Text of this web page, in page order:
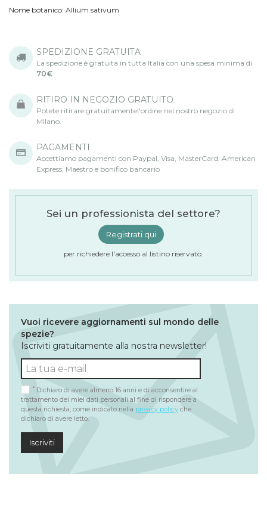
Nome botanico: Allium sativum
SPEDIZIONE GRATUITA
La spedizione è gratuita in tutta Italia con una spesa minima di
70€
RITIRO IN NEGOZIO GRATUITO
Potete ritirare gratuitamentel'ordine nel nostro negozio di
Milano.
PAGAMENTI
Accettiamo pagamenti con Paypal, Visa, MasterCard, American
Express, Maestro e bonifico bancario
Sei un professionista del settore?
Registrati qui
per richiedere l'accesso al listino riservato.
Vuoi ricevere aggiornamenti sul mondo delle
spezie?
Iscriviti gratuitamente alla nostra newsletter!
* Dichiaro di avere almeno 16 anni e di acconsentire al
trattamento dei miei dati personali al fine di rispondere a
questa richiesta, come indicato nella privacy policy che
dichiaro di avere letto.
Iscriviti